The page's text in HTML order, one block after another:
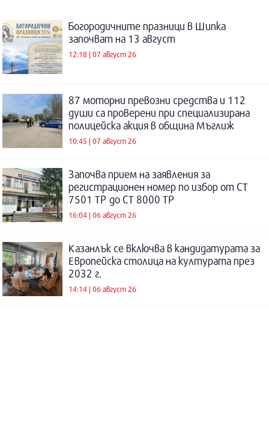
Богородичните празници в Шипка
започват на 13 август
12:18 | 07 август 26
87 моторни превозни средства и 112
души са проверени при специализирана
полицейска акция в община Мъглиж
10:45 | 07 август 26
Започва прием на заявления за
регистрационен номер по избор от СТ
7501 ТР до СТ 8000 ТР
16:04 | 06 август 26
Казанлък се включва в кандидатурата за
Европейска столица на културата през
2032 г.
14:14 | 06 август 26